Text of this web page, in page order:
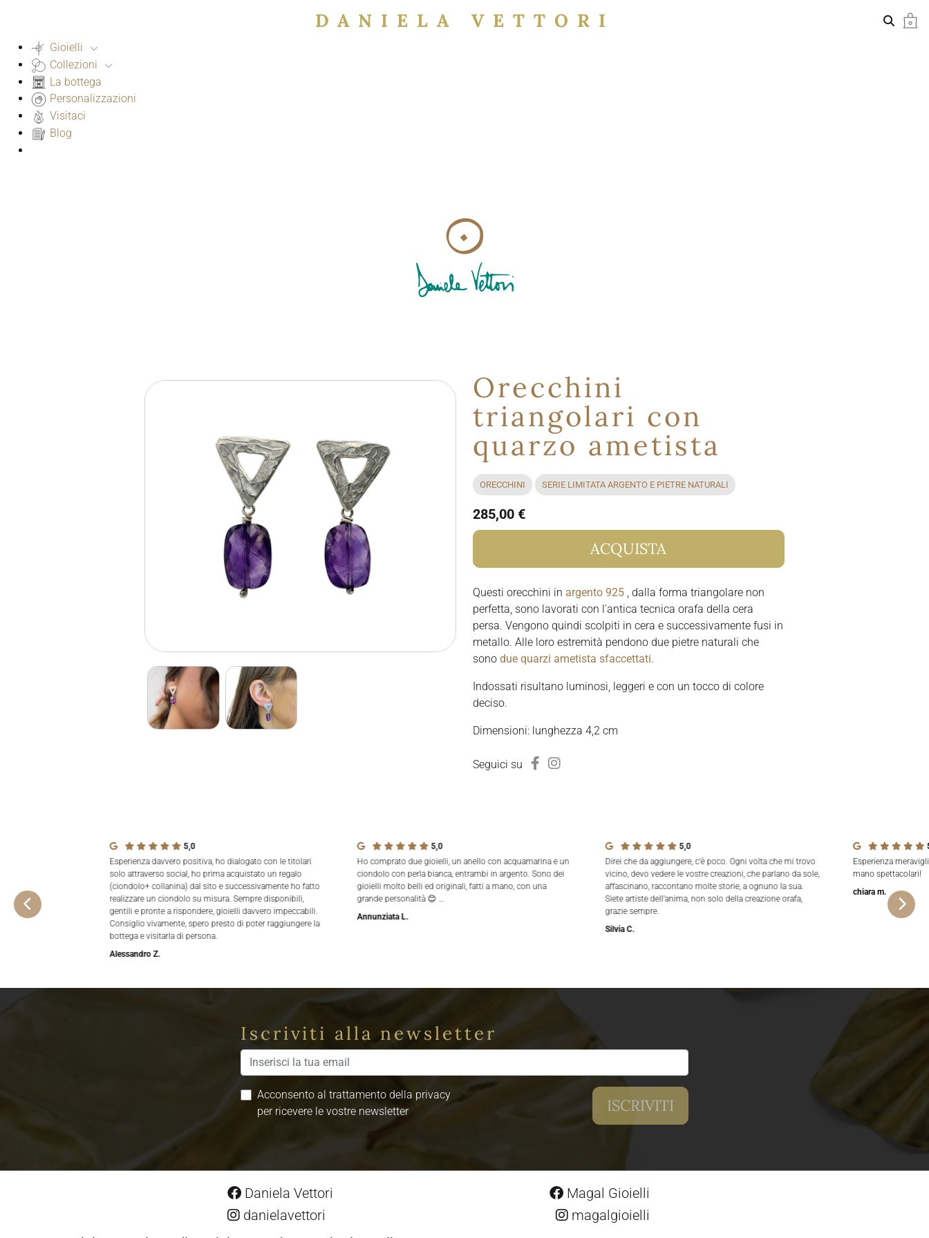
DANIELA VETTORI
Gioielli
Collezioni
La bottega
Personalizzazioni
Visitaci
Blog
Orecchini
triangolari con
quarzo ametista
ORECCHINI SERIE LIMITATA ARGENTO E PIETRE NATURALI
285,00 €
ACQUISTA
Questi orecchini in argento 925, dalla forma triangolare non
perfetta, sono lavorati con l'antica tecnica orafa della cera
persa. Vengono quindi scolpiti in cera e successivamente fusi in
metallo. Alle loro estremità pendono due pietre naturali che
sono due quarzi ametista sfaccettati.
Indossati risultano luminosi, leggeri e con un tocco di colore
deciso.
Dimensioni: lunghezza 4,2 cm
Seguici su
5,0
Esperienza davvero positiva, ho dialogato con le titolari
solo attraverso social, ho prima acquistato un regalo
(ciondolo+ collanina) dal sito e successivamente ho fatto
realizzare un ciondolo su misura. Sempre disponibili,
gentili e pronte a rispondere, gioielli davvero impeccabili.
Consiglio vivamente, spero presto di poter raggiungere la
bottega e visitarla di persona.
Alessandro Z.
5,0
Ho comprato due gioielli, un anello con acquamarina e un
ciondolo con perla bianca, entrambi in argento. Sono dei
gioielli molto belli ed originali, fatti a mano, con una
grande personalità 😊 …
Annunziata L.
5,0
Direi che da aggiungere, c’è poco. Ogni volta che mi trovo
vicino, devo vedere le vostre creazioni, che parlano da sole,
affascinano, raccontano molte storie, a ognuno la sua.
Siete artiste dell’anima, non solo della creazione orafa,
grazie sempre.
Silvia C.
Esperienza
mano spettacolari!
chiara m.
Iscriviti alla newsletter
Acconsento al trattamento della privacy
per ricevere le vostre newsletter
Daniela Vettori
danielavettori
Magal Gioielli
magalgioielli